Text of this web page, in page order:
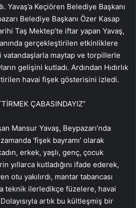
Yavaş’a Keçiören Belediye Başkanı
Belediye Başkanı Özer Kasap
Taş Mektep’te iftar yapan Yavaş,
gerçekleştirilen etkinliklere
vatandaşlarla maytap ve torpillerle
gelişini kutladı. Ardından Hıdırlık
havai fişek gösterisini izledi.
ÇABASINDAYIZ”
Mansur Yavaş, Beypazarı’nda
zamanda ‘fişek bayramı’ olarak
erkek, yaşlı, genç, çocuk
yıllarca kutladığını ifade ederek,
otu yakılırdı, mantar tabancası
teknik ilerledikçe füzelere, havai
artık bu kültleşmiş bir